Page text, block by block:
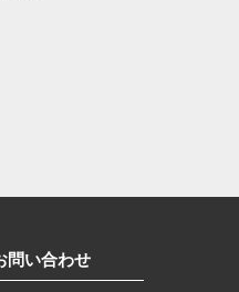
問い合わせ